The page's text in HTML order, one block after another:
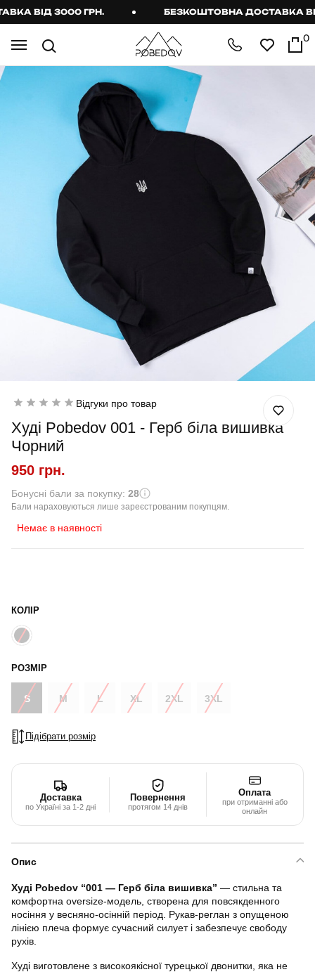
ВІД 3000 ГРН. БЕЗКОШТОВНА ДОСТАВКА ВІД
0
Відгуки про товар
Худі Pobedov 001 - Герб біла вишивка
Чорний
950 грн.
Бонусні бали за покупку: 28
Бали нараховуються лише зареєстрованим покупцям.
Немає в наявності
КОЛІР
РОЗМІР
S M L XL 2XL 3XL
Підібрати розмір
Доставка
по Україні за 1-2 дні
Повернення
протягом 14 днів
Оплата
при отриманні або
онлайн
Опис
Худі Pobedov “001 — Герб біла вишивка” — стильна та
комфортна oversize-модель, створена для повсякденного
носіння у весняно-осінній період. Рукав-реглан з опущеною
лінією плеча формує сучасний силует і забезпечує свободу
рухів.
Худі виготовлене з високоякісної турецької двонитки, яка не